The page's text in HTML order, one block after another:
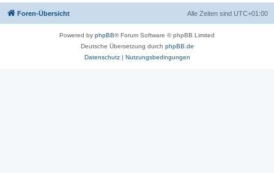
Foren-Übersicht Alle Zeiten sind UTC+01:00
Powered by phpBB® Forum Software © phpBB Limited
Deutsche Übersetzung durch phpBB.de
Datenschutz| Nutzungsbedingungen